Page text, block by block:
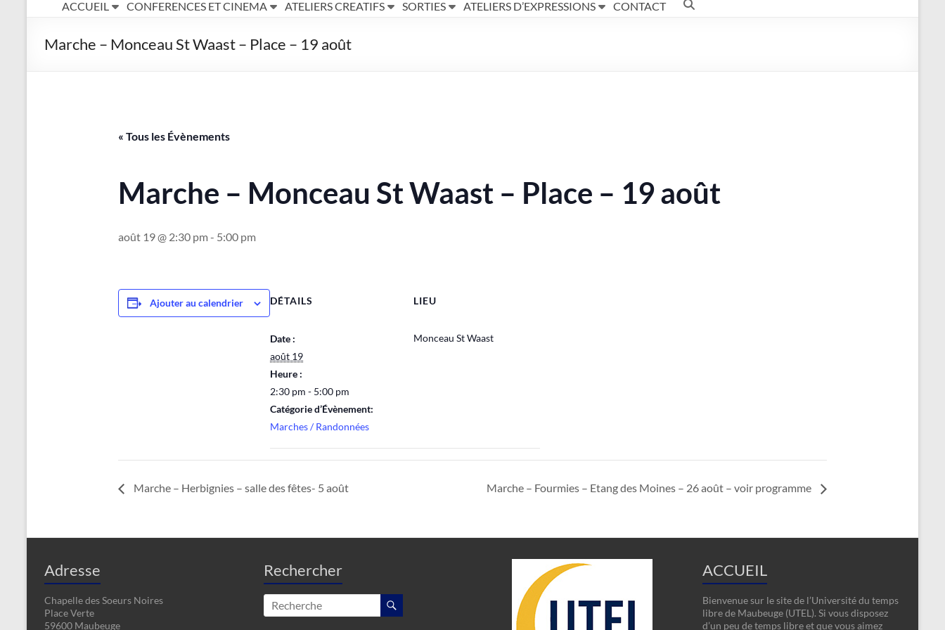
Université
Maubeuge
ACCUEIL CONFERENCES ET CINEMA ATELIERS CREATIFS SORTIES ATELIERS D’EXPRESSIONS CONTACT
Marche – Monceau St Waast – Place – 19 août
« Tous les Évènements
Marche – Monceau St Waast – Place – 19 août
août 19 @ 2:30 pm- 5:00 pm
Ajouter au calendrier DÉTAILS
Date :
août 19
Heure :
2:30 pm - 5:00 pm
Catégorie d’Évènement:
Marches / Randonnées
LIEU
Monceau St Waast
Marche – Herbignies – salle des fêtes- 5 août Marche – Fourmies – Etang des Moines – 26 août – voir programme
Adresse
Chapelle des Soeurs Noires
Place Verte
59600 Maubeuge
Rechercher ACCUEIL
Bienvenue sur le site de l’Université du temps
libre de Maubeuge (UTEL). Si vous disposez
d’un peu de temps libre et que vous aimez